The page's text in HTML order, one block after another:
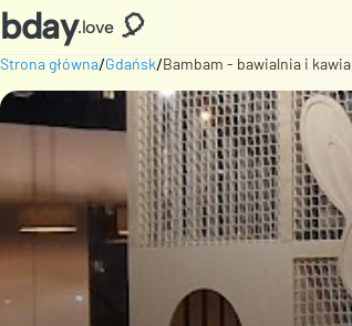
bday.love 🎈
Strona główna/Gdańsk/Bambam - bawialnia i